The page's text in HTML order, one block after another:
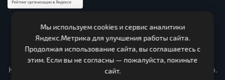
ООО Нагорская Лесная Компания (c) 2026. Все права
защищены.
ИНН 4319000330 ОГРН 1124303000150. Адрес 613260,
Кировская область, Нагорский район, Чеглаковское с/п ур.
Мы используем cookies и сервис аналитики
Яндекс.Метрика для улучшения работы сайта.
Продолжая использование сайта, вы соглашаетесь с
этим. Если вы не согласны — пожалуйста, покиньте
сайт.